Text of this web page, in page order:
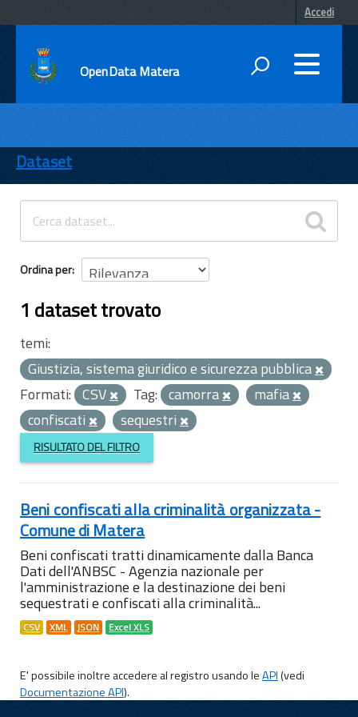
Accedi
OpenData Matera
ENTI
TEMI
INFORMAZIONI
Dataset
Ordina per
1 dataset trovato
temi:
Giustizia, sistema giuridico e sicurezza pubblica
Formati: CSV Tag: camorra
mafia
confiscati
sequestri
RISULTATO DEL FILTRO
Beni confiscati alla criminalità organizzata -
Comune di Matera
Beni confiscati tratti dinamicamente dalla Banca
Dati dell'ANBSC - Agenzia nazionale per
l'amministrazione e la destinazione dei beni
sequestrati e confiscati alla criminalità...
CSV XML JSON Excel XLS
E' possibile inoltre accedere al registro usando leAPI(vedi
Documentazione API).